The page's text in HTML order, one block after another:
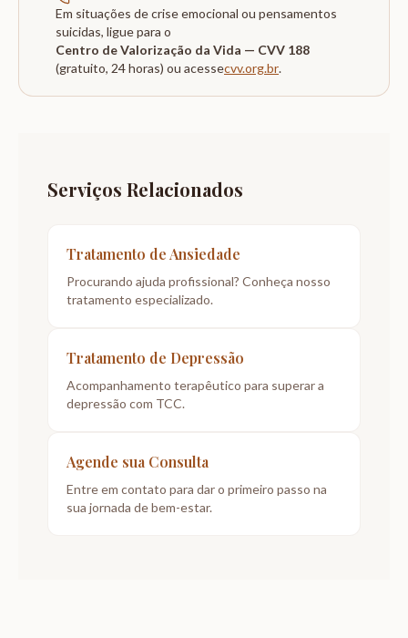
Em situações de crise emocional ou pensamentos
suicidas, ligue para o
Centro de Valorização da Vida — CVV 188
(gratuito, 24 horas) ou acessecvv.org.br.
Serviços Relacionados
Tratamento de Ansiedade
Procurando ajuda profissional? Conheça nosso
tratamento especializado.
Tratamento de Depressão
Acompanhamento terapêutico para superar a
depressão com TCC.
Agende sua Consulta
Entre em contato para dar o primeiro passo na
sua jornada de bem-estar.